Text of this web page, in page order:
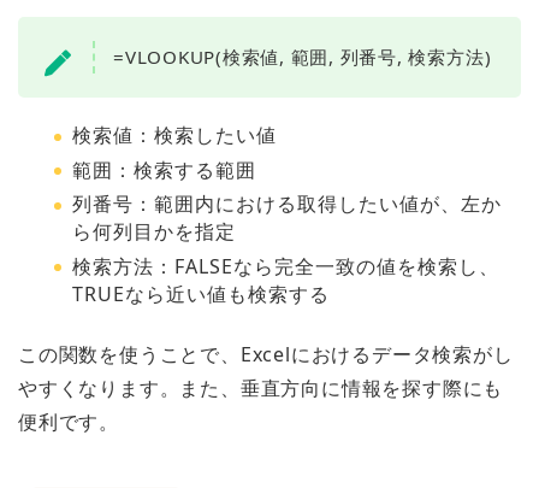
=VLOOKUP(検索値, 範囲, 列番号, 検索方法)
検索値：検索したい値
範囲：検索する範囲
列番号：範囲内における取得したい値が、左か
ら何列目かを指定
検索方法：FALSEなら完全一致の値を検索し、
TRUEなら近い値も検索する
この関数を使うことで、Excelにおけるデータ検索がし
やすくなります。また、垂直方向に情報を探す際にも
便利です。